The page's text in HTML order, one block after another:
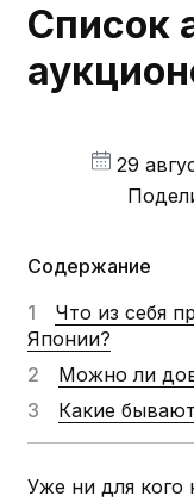
Список
29
Содержание
Что из себя
Японии?
Можно ли
Какие
Уже ни для кого